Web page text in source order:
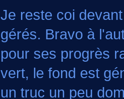
Je reste coi
gérés. Bravo à
pour ses progrès
vert, le fond est
un truc un peu